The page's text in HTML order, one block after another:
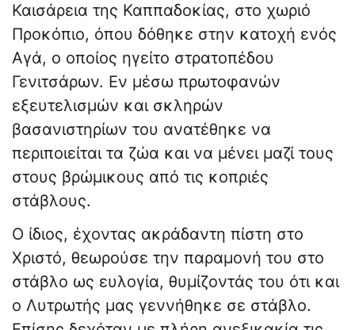
Καισάρεια της Καππαδοκίας, στο χωριό
Προκόπιο, όπου δόθηκε στην κατοχή ενός
Αγά, ο οποίος ηγείτο στρατοπέδου
Γενιτσάρων. Εν μέσω πρωτοφανών
εξευτελισμών και σκληρών
βασανιστηρίων του ανατέθηκε να
περιποιείται τα ζώα και να μένει μαζί τους
στους βρώμικους από τις κοπριές
στάβλους.
Ο ίδιος, έχοντας ακράδαντη πίστη στο
Χριστό, θεωρούσε την παραμονή του στο
στάβλο ως ευλογία, θυμίζοντάς του ότι και
ο Λυτρωτής μας γεννήθηκε σε στάβλο.